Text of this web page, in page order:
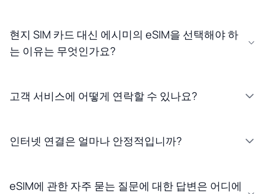
현지 SIM 카드 대신 에시미의 eSIM을 선택해야 하
는 이유는 무엇인가요?
고객 서비스에 어떻게 연락할 수 있나요?
인터넷 연결은 얼마나 안정적입니까?
eSIM에 관한 자주 묻는 질문에 대한 답변은 어디에